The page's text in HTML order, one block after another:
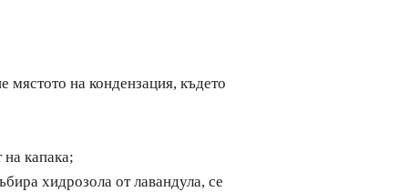
мястото на кондензация, където
на капака;
хидрозола от лавандула, се